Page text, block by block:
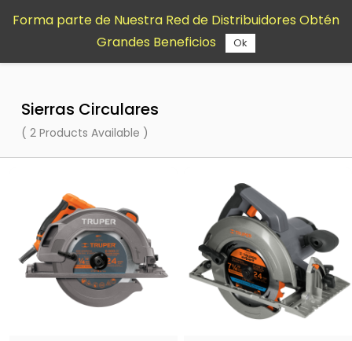
contenido
Sierras Circulares
( 2 Products Available )
Forma parte de Nuestra Red de Distribuidores Obtén
Grandes Beneficios
Ok